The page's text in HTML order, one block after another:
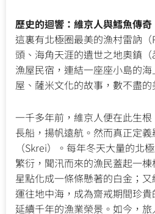
歷史的迴響：維京人與鱈魚傳奇
這裏有北極圈最美的漁村雷訥
頭、海角天涯的遺世之地奧鎮
漁屋民宿，連結一座座小島的
屋、薩米文化的故事，數不盡
一千多年前，維京人便在此生
長船，揚帆遠航。然而真正定
（Skrei）。每年冬天大量的北
繁衍，聞汛而來的漁民蓋起一
星點化成一條條懸著的白金；
運往地中海，成為齋戒期間珍
延續千年的漁業榮景。如今，